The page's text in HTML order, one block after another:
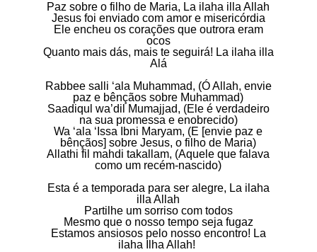
Paz sobre o filho de Maria, La ilaha illa Allah
Jesus foi enviado com amor e misericórdia
Ele encheu os corações que outrora eram
ocos
Quanto mais dás, mais te seguirá! La ilaha illa
Alá
Rabbee salli ‘ala Muhammad, (Ó Allah, envie
paz e bênçãos sobre Muhammad)
Saadiqul wa’dil Mumajjad, (Ele é verdadeiro
na sua promessa e enobrecido)
Wa ‘ala ‘Issa Ibni Maryam, (E [envie paz e
bênçãos] sobre Jesus, o filho de Maria)
Allathi fil mahdi takallam, (Aquele que falava
como um recém-nascido)
Esta é a temporada para ser alegre, La ilaha
illa Allah
Partilhe um sorriso com todos
Mesmo que o nosso tempo seja fugaz
Estamos ansiosos pelo nosso encontro! La
ilaha Ilha Allah!